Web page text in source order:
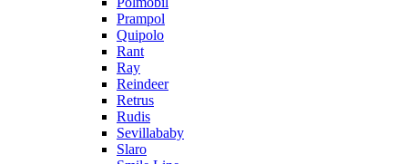
Prampol
Quipolo
Rant
Ray
Reindeer
Retrus
Rudis
Sevillababy
Slaro